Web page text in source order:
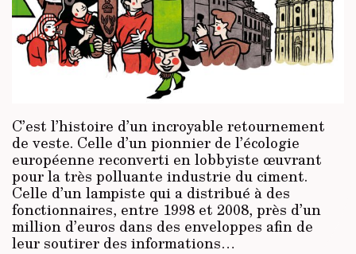
C’est l’histoire d’un incroyable retournement
de veste. Celle d’un pionnier de l’écologie
européenne reconverti en lobbyiste œuvrant
pour la très polluante industrie du ciment.
Celle d’un lampiste qui a distribué à des
fonctionnaires, entre 1998 et 2008, près d’un
million d’euros dans des enveloppes afin de
leur soutirer des informations…